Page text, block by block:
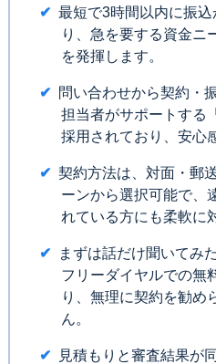
最短で3時間以内に振
り、急を要する資金ニ
を発揮します。
問い合わせから契約・
担当者がサポートする
採用されており、安心
契約方法は、対面・郵
ーンから選択可能で、
れている方にも柔軟に
まずは話だけ聞いてみ
フリーダイヤルでの無
り、無理に契約を勧め
ん。
見積もりと審査結果が